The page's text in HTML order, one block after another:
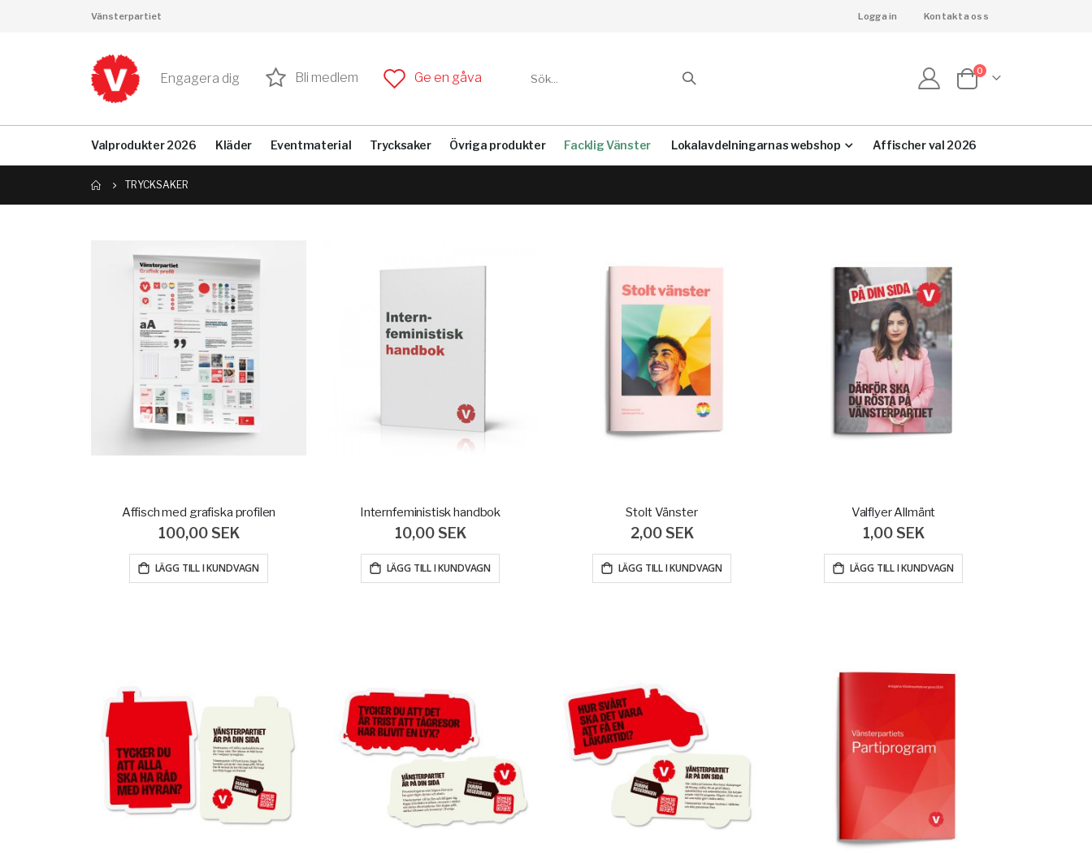
Vänsterpartiet Logga in Kontakta oss
Engagera dig Bli medlem Ge en gåva
Cart
0artiklar
Valprodukter 2026 Kläder Eventmaterial Trycksaker Övriga produkter Facklig Vänster Lokalavdelningarnas webshop Affischer val 2026
TRYCKSAKER
Affisch med grafiska profilen
100,00 SEK
LÄGG TILL I KUNDVAGN
Internfeministisk handbok
10,00 SEK
LÄGG TILL I KUNDVAGN
Stolt Vänster
2,00 SEK
LÄGG TILL I KUNDVAGN
Valflyer Allmänt
1,00 SEK
LÄGG TILL I KUNDVAGN